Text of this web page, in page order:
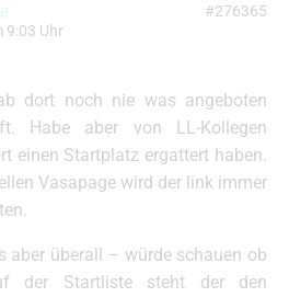
9:03 Uhr
#276365
dort noch nie was angeboten
Habe aber von LL-Kollegen
einen Startplatz ergattert haben.
Vasapage wird der link immer
aber überall – würde schauen ob
der Startliste steht der den